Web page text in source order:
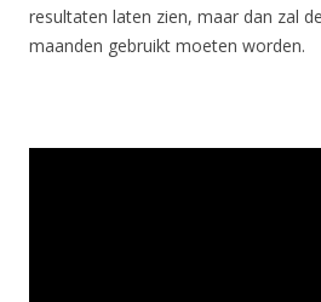
resultaten laten zien, maar dan zal
maanden gebruikt moeten worden.